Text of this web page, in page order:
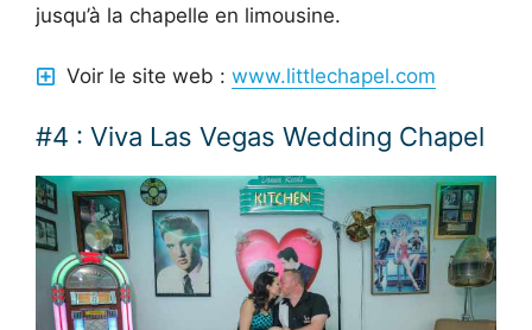
jusqu’à la chapelle en limousine.
Voir le site web : www.littlechapel.com
#4 : Viva Las Vegas Wedding Chapel